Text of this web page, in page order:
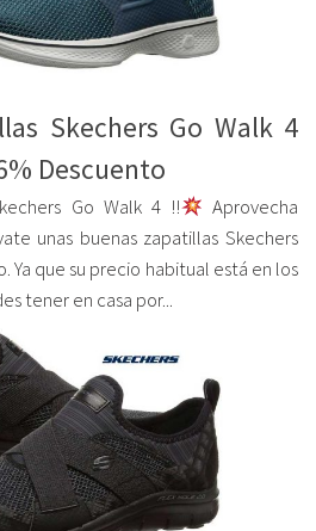
Skechers Go Walk 4
Descuento
Go Walk 4 !!
Aprovecha
unas buenas zapatillas Skechers
Ya que su precio habitual está en los
tener en casa por...